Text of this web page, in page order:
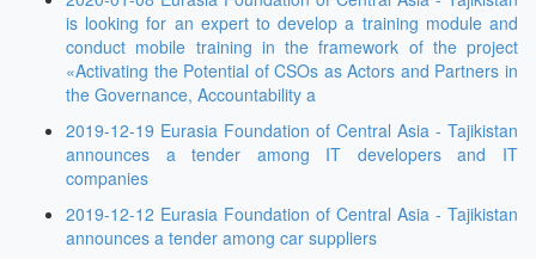
is looking for an expert to develop a training module and
conduct mobile training in the framework of the project
«Activating the Potential of CSOs as Actors and Partners in
the Governance, Accountability a
2019-12-19 Eurasia Foundation of Central Asia - Tajikistan
announces a tender among IT developers and IT
companies
2019-12-12 Eurasia Foundation of Central Asia - Tajikistan
announces a tender among car suppliers